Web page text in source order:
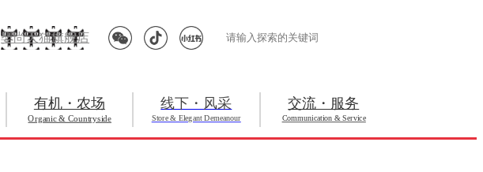
婴尚天猫旗舰店
有机・农场
Organic & Countryside
线下・风采
Store & Elegant Demeanour
交流・服务
Communication & Service